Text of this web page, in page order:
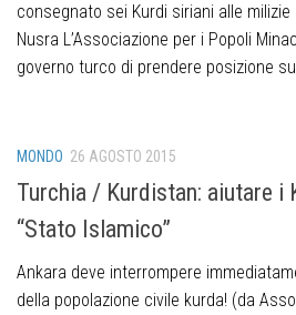
consegnato sei Kurdi siriani alle milizie
Nusra L’Associazione per i Popoli
governo turco di prendere posizione
MONDO 26 AGOSTO 2015
Turchia / Kurdistan: aiutare i
“Stato Islamico”
Ankara deve interrompere
della popolazione civile kurda! (da